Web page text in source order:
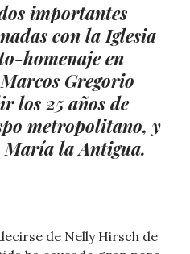
importantes
con la Iglesia
homenaje en
Gregorio
los 25 años de
metropolitano, y
la Antigua.
de Nelly Hirsch de